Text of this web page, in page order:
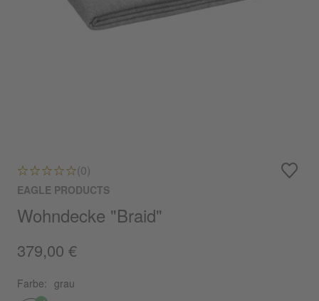
(0)
EAGLE PRODUCTS
Wohndecke "Braid"
379,00 €
Farbe: grau